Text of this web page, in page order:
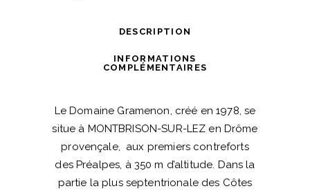
Gramenon
quantité
DESCRIPTION
INFORMATIONS
COMPLÉMENTAIRES
Le Domaine Gramenon, créé en 1978, se
situe à MONTBRISON-SUR-LEZ en Drôme
provençale, aux premiers contreforts
des Préalpes, à 350 m d’altitude. Dans la
partie la plus septentrionale des Côtes